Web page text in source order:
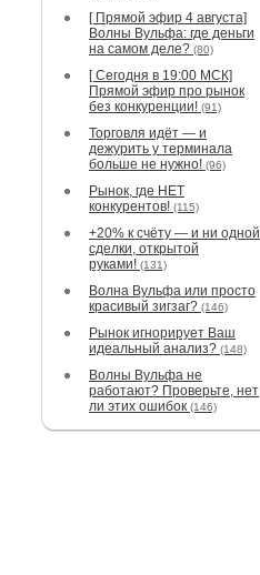
[ Прямой эфир 4 августа]
Волны Вульфа: где деньги
на самом деле? (80)
[ Сегодня в 19:00 МСК]
Прямой эфир про рынок
без конкуренции! (91)
Торговля идёт — и
дежурить у терминала
больше не нужно! (96)
Рынок, где НЕТ
конкурентов! (115)
+20% к счёту — и ни одной
сделки, открытой
руками! (131)
Волна Вульфа или просто
красивый зигзаг? (146)
Рынок игнорирует Ваш
идеальный анализ? (148)
Волны Вульфа не
работают? Проверьте, нет
ли этих ошибок (146)